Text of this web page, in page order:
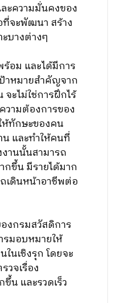
ะความมั่นคงของ
จะพัฒนา สร้าง
บางต่างๆ
ร้อม และได้มีการ
าหมายสำคัญจาก
ะไม่ใช่การฝึกไร้
วามต้องการของ
ห้ทักษะของคน
และทำให้คนที่
านนั้นสามารถ
กขึ้น มีรายได้มาก
เดินหน้าอาชีพต่อ
งกรมสวัสดิการ
รมอบหมายให้
นเชิงรุก โดยจะ
วจเรื่อง
น และรวดเร็ว